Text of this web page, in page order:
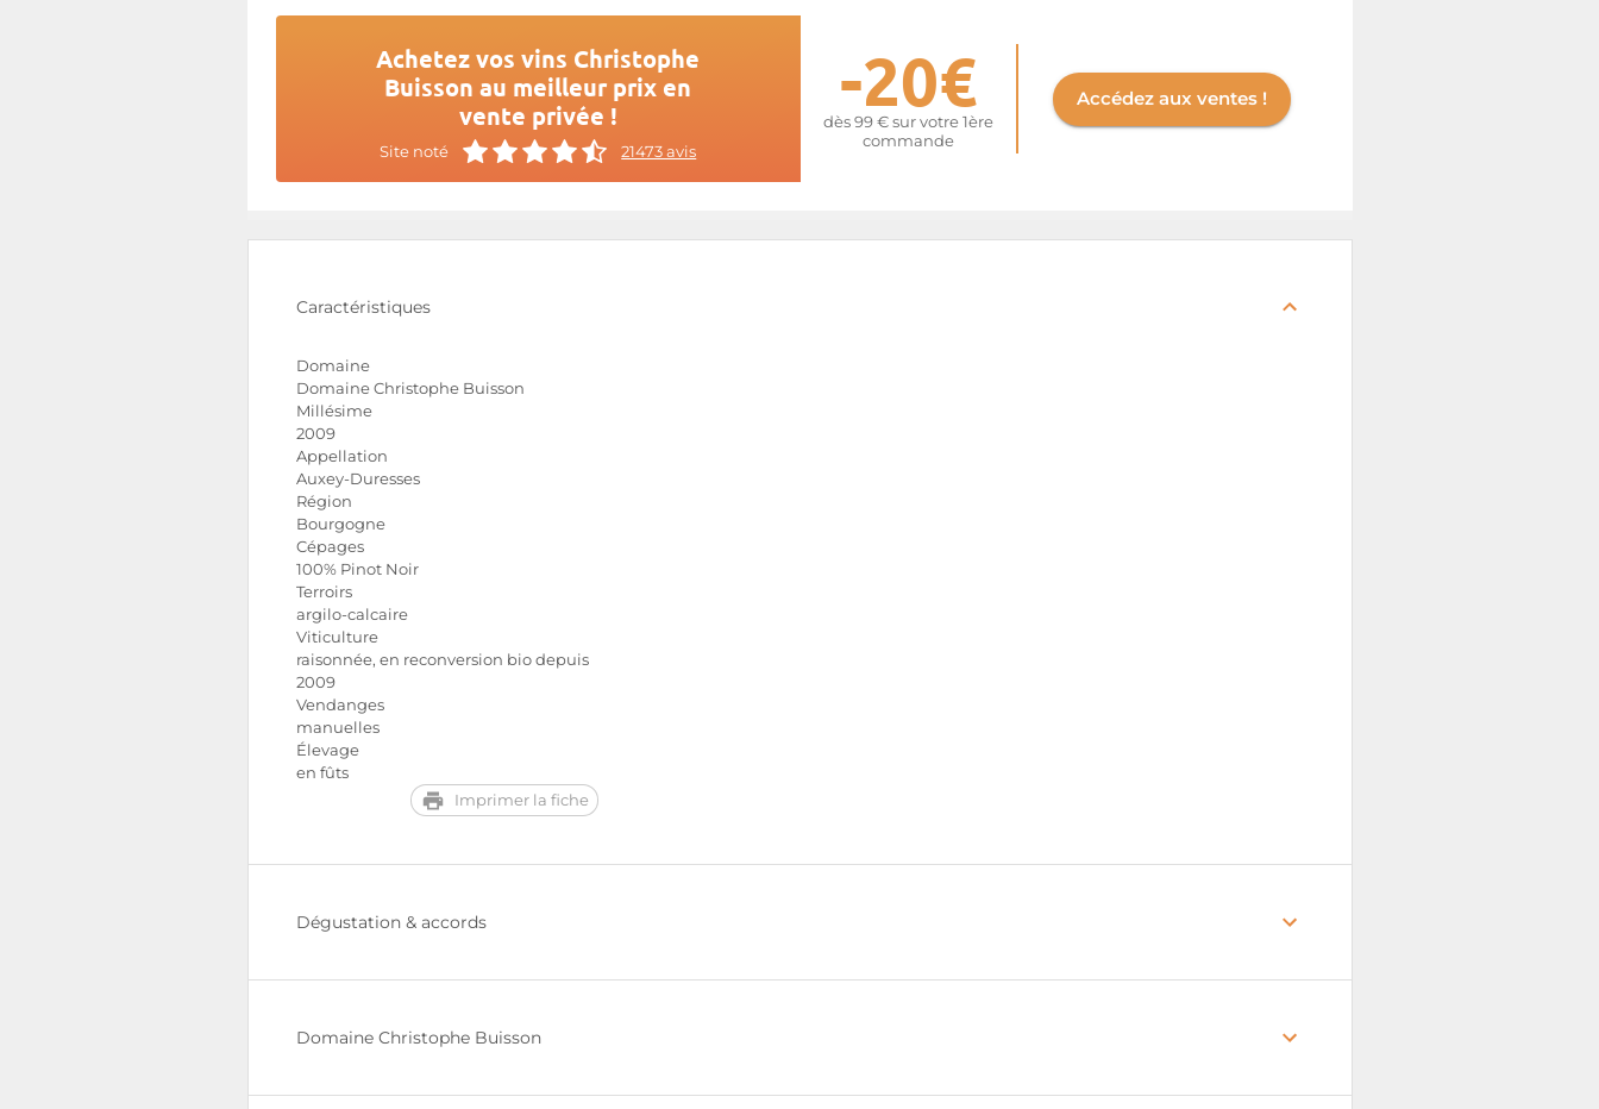
Achetez vos vins Christophe
Buisson au meilleur prix en
vente privée !
Site noté 21473 avis
-20€
dès 99 € sur votre 1ère
commande
Accédez aux ventes !
Caractéristiques
Domaine
Domaine Christophe Buisson
Millésime
2009
Appellation
Auxey-Duresses
Région
Bourgogne
Cépages
100% Pinot Noir
Terroirs
argilo-calcaire
Viticulture
raisonnée, en reconversion bio depuis
2009
Vendanges
manuelles
Élevage
en fûts
Imprimer la fiche
Dégustation & accords
Domaine Christophe Buisson